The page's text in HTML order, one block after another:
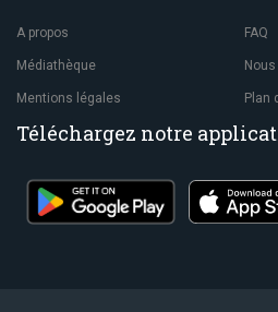
A propos FAQ
Médiathèque
Mentions légales Plan
Téléchargez notre